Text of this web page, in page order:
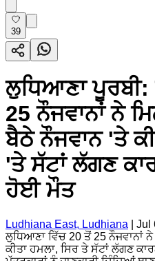
39
ਲੁਧਿਆਣਾ
25 ਨੌਜਵਾਨਾਂ ਨੇ
ਬੈਠੇ ਨੌਜਵਾਨ 'ਤੇ
'ਤੇ ਸੱਟਾਂ ਲੱਗਣ
ਹੋਈ ਮੌਤ
Ludhiana East, Ludhiana
Jul
ਲੁਧਿਆਣਾ ਵਿੱਚ 20 ਤੋਂ 25 ਨੌਜਵਾਨਾਂ
ਕੀਤਾ ਹਮਲਾ, ਸਿਰ ਤੇ ਸੱਟਾਂ ਲੱਗਣ